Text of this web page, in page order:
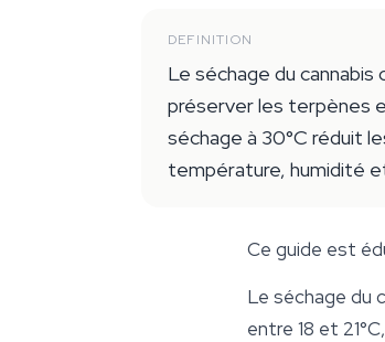
DEFINITION
Le séchage du
préserver les terpènes
séchage à 30°C réduit
température, humidité
Ce guide est
Le séchage du
entre 18 et